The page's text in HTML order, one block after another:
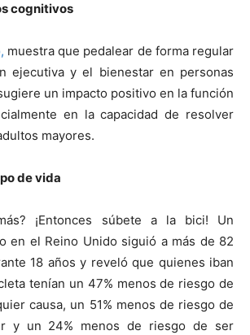
cognitivos
muestra que pedalear de forma regular
ejecutiva y el bienestar en personas
un impacto positivo en la función
en la capacidad de resolver
mayores.
de vida
¡Entonces súbete a la bici!
Un
en el Reino Unido siguió a más de 82
18 años y reveló que quienes iban
tenían un 47% menos de riesgo de
causa, un 51% menos de riesgo de
y un 24% menos de riesgo de ser